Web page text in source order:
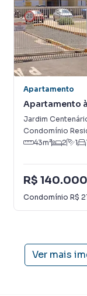
em produzir
que aumenta
tendo como
alugar seu
time de
proprietários e
Apartamento
Apartamento
Jardim
Condomínio
43m² 2 1
R$
Condomínio R$
Ver mais